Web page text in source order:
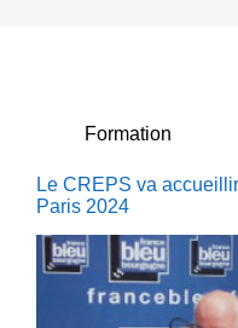
Formation
Le CREPS va
Paris 2024